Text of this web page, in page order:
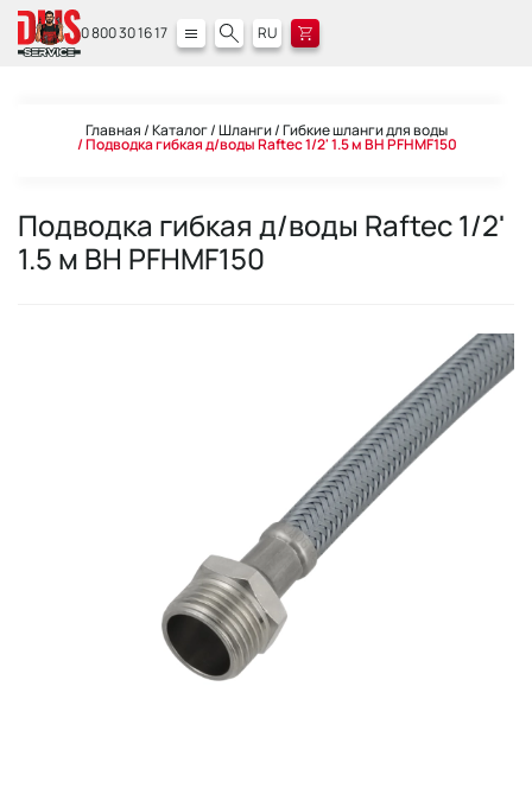
0 800 30 16 17 RU
Главная Каталог Шланги Гибкие шланги для воды
Подводка гибкая д/воды Raftec 1/2' 1.5 м ВН PFHMF150
Подводка гибкая д/воды Raftec 1/2'
1.5 м ВН PFHMF150